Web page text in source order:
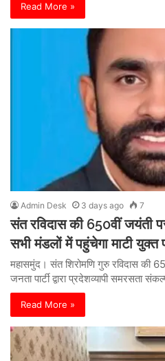
Read More »
Admin Desk 3 days ago 7
संत रविदास की 650वीं जयंती
सभी मंडलों में पहुंचेगा माटी
महासमुंद। संत शिरोमणि गुरु रविदास की
जनता पार्टी द्वारा प्रदेशव्यापी समरसता
Read More »